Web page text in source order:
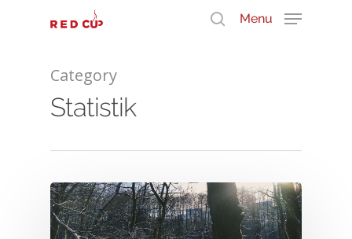
Menu
Category
Statistik